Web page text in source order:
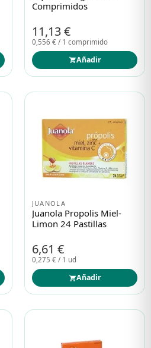
Comprimidos
11,13 €
0,556 € / 1 comprimido
Añadir
JUANOLA
Juanola Propolis Miel-
Limon 24 Pastillas
6,61 €
0,275 € / 1 ud
Añadir